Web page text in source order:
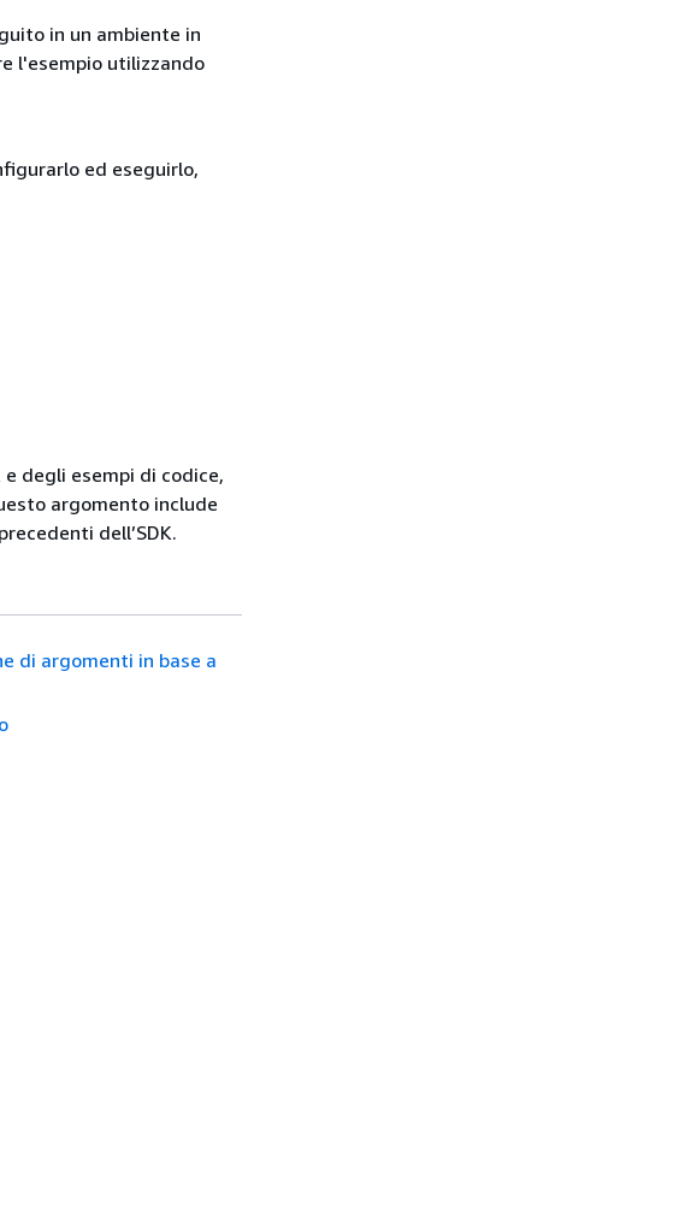
in un ambiente in
l'esempio utilizzando
ed eseguirlo,
e degli esempi di codice,
argomento include
dell’SDK.
di argomenti in base a